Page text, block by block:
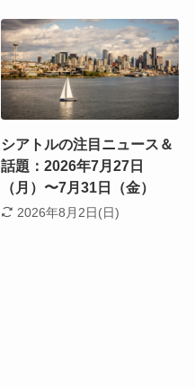
シアトルの注目ニュース＆
話題：2026年7月27日
（月）〜7月31日（金）
2026年8月2日(日)